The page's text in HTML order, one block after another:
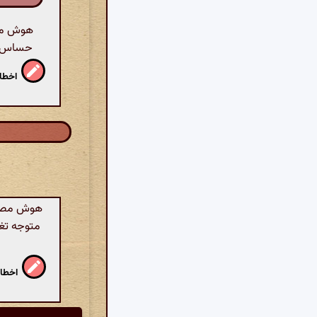
هوش
حساس
هوش
متوجه